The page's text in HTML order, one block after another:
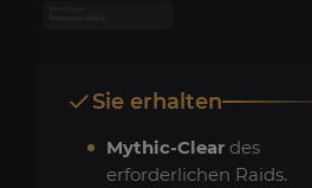
Sie erhalten
Mythic-Clear des
erforderlichen Raids.